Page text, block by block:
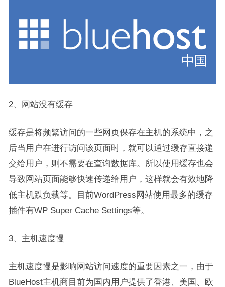
2、网站没有缓存
缓存是将频繁访问的一些网页保存在主机的系统中，之
后当用户在进行访问该页面时，就可以通过缓存直接递
交给用户，则不需要在查询数据库。所以使用缓存也会
导致网站页面能够快速传递给用户，这样就会有效地降
低主机跌负载等。目前WordPress网站使用最多的缓存
插件有WP Super Cache Settings等。
3、主机速度慢
主机速度慢是影响网站访问速度的重要因素之一，由于
BlueHost主机商目前为国内用户提供了香港、美国、欧